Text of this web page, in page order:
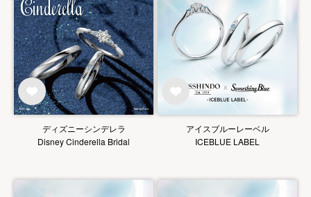
ディズニーシンデレラ
Disney Cinderella Bridal
アイスブルーレーベル
ICEBLUE LABEL